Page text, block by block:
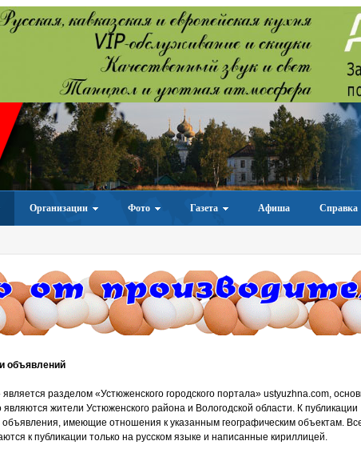
Организации Фото Газета Афиша Справка
объявлений
разделом «Устюженского городского портала» ustyuzhna.com,
являются жители Устюженского района и Вологодской области. К публикации
имеющие отношения к указанным географическим объектам.
к публикации только на русском языке и написанные кириллицей.